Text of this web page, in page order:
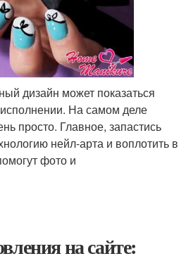
дизайн может показаться
На самом деле
просто. Главное, запастись
нейл-арта и воплотить в
фото и
на сайте: